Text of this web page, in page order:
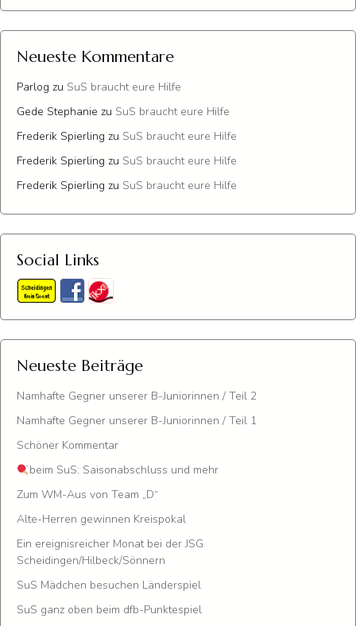
Neueste Kommentare
Parlog zu SuS braucht eure Hilfe
Gede Stephanie zu SuS braucht eure Hilfe
Frederik Spierling zu SuS braucht eure Hilfe
Frederik Spierling zu SuS braucht eure Hilfe
Frederik Spierling zu SuS braucht eure Hilfe
Social Links
Neueste Beiträge
Namhafte Gegner unserer B-Juniorinnen / Teil 2
Namhafte Gegner unserer B-Juniorinnen / Teil 1
Schöner Kommentar
beim SuS: Saisonabschluss und mehr
Zum WM-Aus von Team „D“
Alte-Herren gewinnen Kreispokal
Ein ereignisreicher Monat bei der JSG
Scheidingen/Hilbeck/Sönnern
SuS Mädchen besuchen Länderspiel
SuS ganz oben beim dfb-Punktespiel